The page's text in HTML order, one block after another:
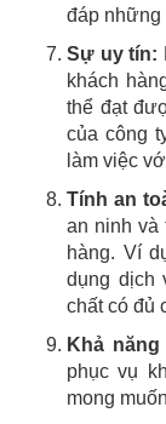
đáp những
Sự uy tín:
khách
thể đạt
của công
làm việc
Tính an
an ninh và
hàng. Ví
dụng dịch
chất có đủ
Khả
phục vụ
mong